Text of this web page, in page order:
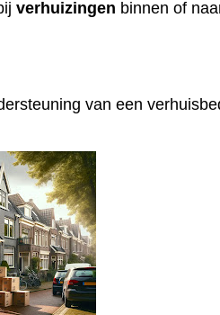
verhuizingen binnen of
van een